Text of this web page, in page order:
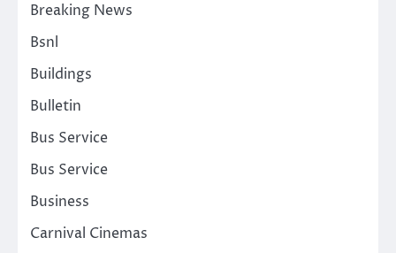
Breaking News
Bsnl
Buildings
Bulletin
Bus Service
Bus Service
Business
Carnival Cinemas